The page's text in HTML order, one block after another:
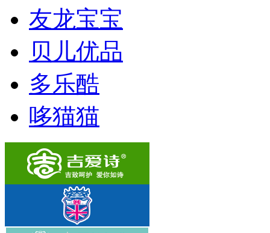
友龙宝宝
贝儿优品
多乐酷
哆猫猫